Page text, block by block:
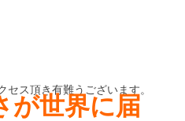
ス頂き有難うございます。
が世界に届